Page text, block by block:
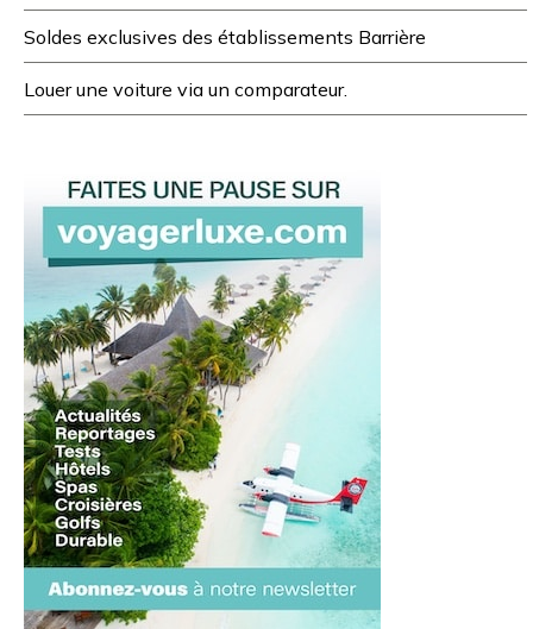
Soldes exclusives des établissements Barrière
Louer une voiture via un comparateur.